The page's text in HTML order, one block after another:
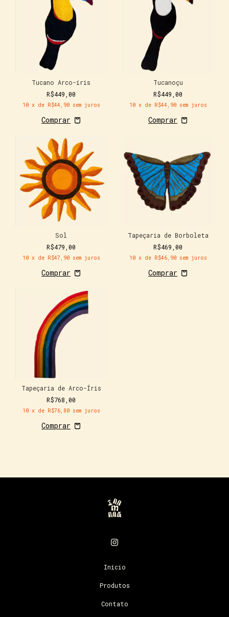
Tucano Arco-íris
R$449,00
10 x de R$44,90 sem juros
Tucanoçu
R$449,00
10 x de R$44,90 sem juros
Sol
R$479,00
10 x de R$47,90 sem juros
Tapeçaria de Borboleta
R$469,00
10 x de R$46,90 sem juros
Tapeçaria de Arco-Íris
R$768,00
10 x de R$76,80 sem juros
Início
Produtos
Contato